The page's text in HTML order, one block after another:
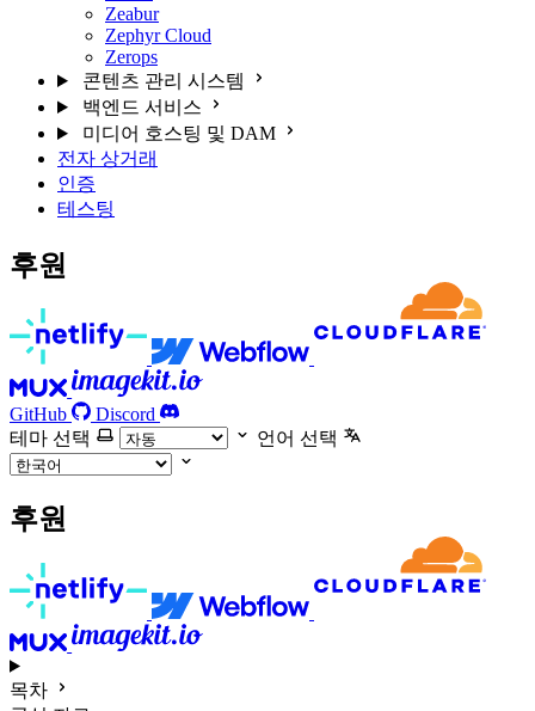
Zeabur
Zephyr Cloud
Zerops
콘텐츠 관리 시스템
백엔드 서비스
미디어 호스팅 및 DAM
전자 상거래
인증
테스팅
후원
GitHub
Discord
테마 선택
언어 선택
후원
목차